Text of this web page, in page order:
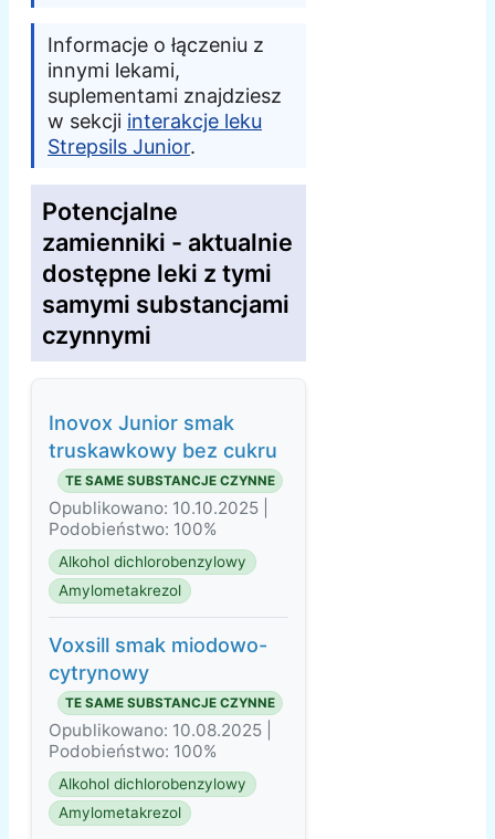
Informacje o łączeniu z
innymi lekami,
suplementami znajdziesz
w sekcji interakcje leku
Strepsils Junior.
Potencjalne
zamienniki - aktualnie
dostępne leki z tymi
samymi substancjami
czynnymi
Inovox Junior smak
truskawkowy bez cukru
TE SAME SUBSTANCJE CZYNNE
Opublikowano: 10.10.2025 |
Podobieństwo: 100%
Alkohol dichlorobenzylowy
Amylometakrezol
Voxsill smak miodowo-
cytrynowy
TE SAME SUBSTANCJE CZYNNE
Opublikowano: 10.08.2025 |
Podobieństwo: 100%
Alkohol dichlorobenzylowy
Amylometakrezol